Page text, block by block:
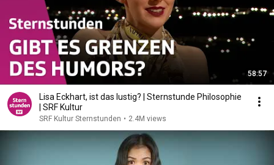
58:57
Lisa Eckhart, ist das lustig? | Sternstunde Philosophie
| SRF Kultur
SRF Kultur Sternstunden • 2.4M views